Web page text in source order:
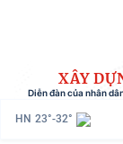
XÂY
Diễn đàn của nhân
HN 23°-32°